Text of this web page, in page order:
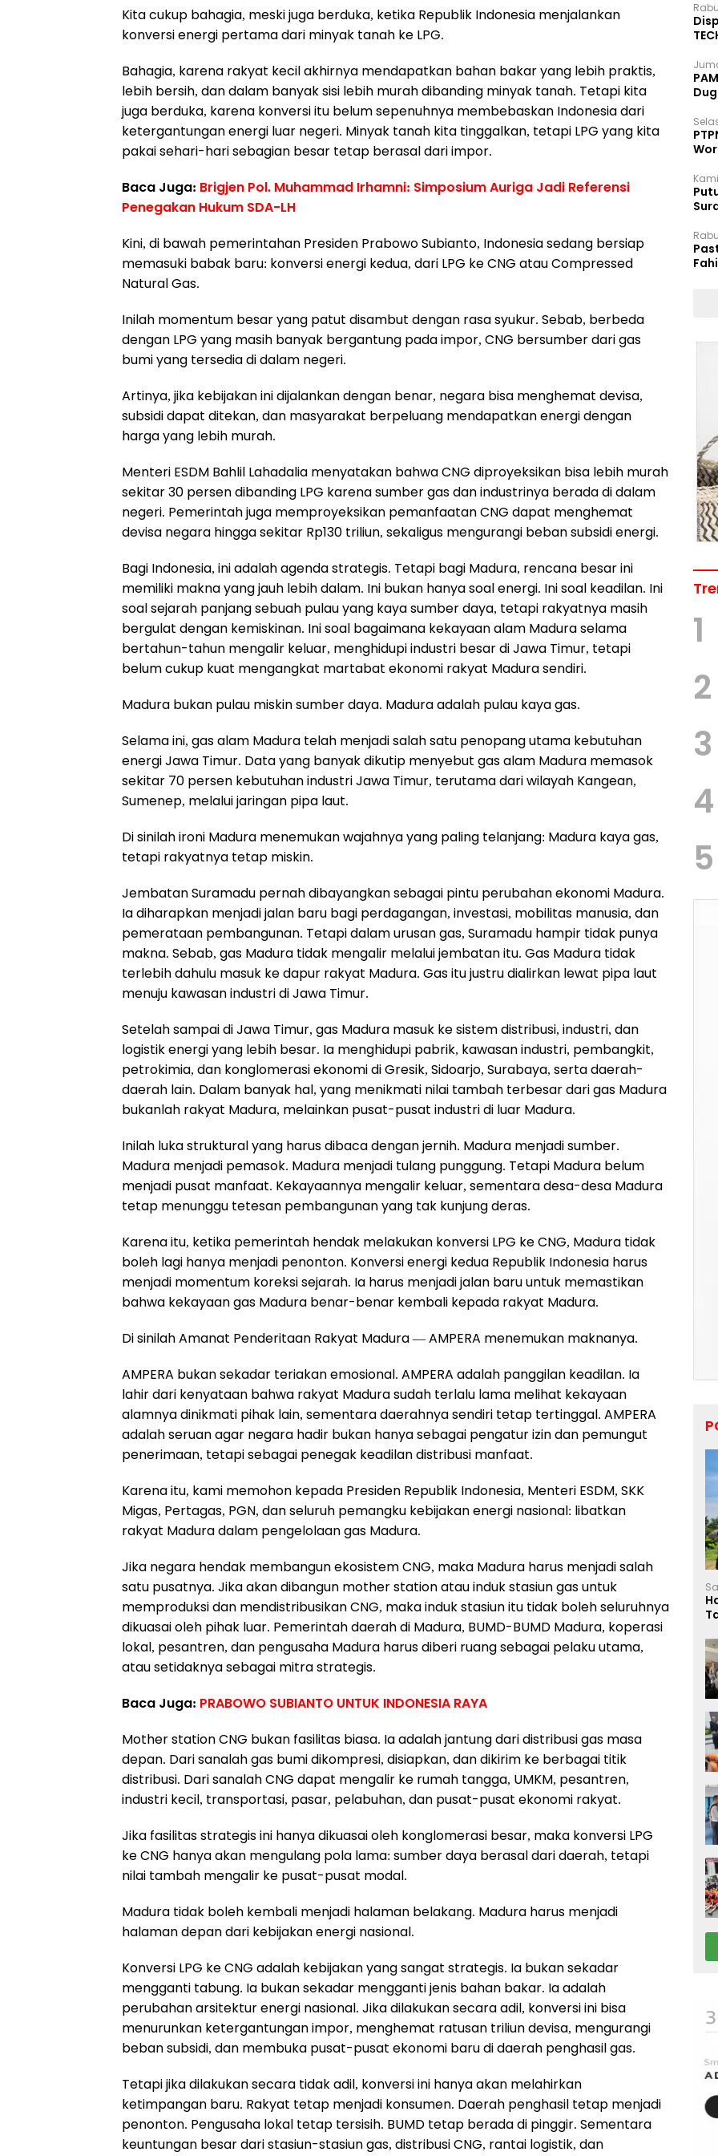
Kita cukup bahagia, meski juga berduka, ketika Republik Indonesia menjalankan
konversi energi pertama dari minyak tanah ke LPG.
Bahagia, karena rakyat kecil akhirnya mendapatkan bahan bakar yang lebih praktis,
lebih bersih, dan dalam banyak sisi lebih murah dibanding minyak tanah. Tetapi kita
juga berduka, karena konversi itu belum sepenuhnya membebaskan Indonesia dari
ketergantungan energi luar negeri. Minyak tanah kita tinggalkan, tetapi LPG yang kita
pakai sehari-hari sebagian besar tetap berasal dari impor.
Baca Juga: Brigjen Pol. Muhammad Irhamni: Simposium Auriga Jadi Referensi
Penegakan Hukum SDA-LH
Kini, di bawah pemerintahan Presiden Prabowo Subianto, Indonesia sedang bersiap
memasuki babak baru: konversi energi kedua, dari LPG ke CNG atau Compressed
Natural Gas.
Inilah momentum besar yang patut disambut dengan rasa syukur. Sebab, berbeda
dengan LPG yang masih banyak bergantung pada impor, CNG bersumber dari gas
bumi yang tersedia di dalam negeri.
Artinya, jika kebijakan ini dijalankan dengan benar, negara bisa menghemat devisa,
subsidi dapat ditekan, dan masyarakat berpeluang mendapatkan energi dengan
harga yang lebih murah.
Menteri ESDM Bahlil Lahadalia menyatakan bahwa CNG diproyeksikan bisa lebih murah
sekitar 30 persen dibanding LPG karena sumber gas dan industrinya berada di dalam
negeri. Pemerintah juga memproyeksikan pemanfaatan CNG dapat menghemat
devisa negara hingga sekitar Rp130 triliun, sekaligus mengurangi beban subsidi energi.
Bagi Indonesia, ini adalah agenda strategis. Tetapi bagi Madura, rencana besar ini
memiliki makna yang jauh lebih dalam. Ini bukan hanya soal energi. Ini soal keadilan. Ini
soal sejarah panjang sebuah pulau yang kaya sumber daya, tetapi rakyatnya masih
bergulat dengan kemiskinan. Ini soal bagaimana kekayaan alam Madura selama
bertahun-tahun mengalir keluar, menghidupi industri besar di Jawa Timur, tetapi
belum cukup kuat mengangkat martabat ekonomi rakyat Madura sendiri.
Madura bukan pulau miskin sumber daya. Madura adalah pulau kaya gas.
Selama ini, gas alam Madura telah menjadi salah satu penopang utama kebutuhan
energi Jawa Timur. Data yang banyak dikutip menyebut gas alam Madura memasok
sekitar 70 persen kebutuhan industri Jawa Timur, terutama dari wilayah Kangean,
Sumenep, melalui jaringan pipa laut.
Di sinilah ironi Madura menemukan wajahnya yang paling telanjang: Madura kaya gas,
tetapi rakyatnya tetap miskin.
Jembatan Suramadu pernah dibayangkan sebagai pintu perubahan ekonomi Madura.
Ia diharapkan menjadi jalan baru bagi perdagangan, investasi, mobilitas manusia, dan
pemerataan pembangunan. Tetapi dalam urusan gas, Suramadu hampir tidak punya
makna. Sebab, gas Madura tidak mengalir melalui jembatan itu. Gas Madura tidak
terlebih dahulu masuk ke dapur rakyat Madura. Gas itu justru dialirkan lewat pipa laut
menuju kawasan industri di Jawa Timur.
Setelah sampai di Jawa Timur, gas Madura masuk ke sistem distribusi, industri, dan
logistik energi yang lebih besar. Ia menghidupi pabrik, kawasan industri, pembangkit,
petrokimia, dan konglomerasi ekonomi di Gresik, Sidoarjo, Surabaya, serta daerah-
daerah lain. Dalam banyak hal, yang menikmati nilai tambah terbesar dari gas Madura
bukanlah rakyat Madura, melainkan pusat-pusat industri di luar Madura.
Inilah luka struktural yang harus dibaca dengan jernih. Madura menjadi sumber.
Madura menjadi pemasok. Madura menjadi tulang punggung. Tetapi Madura belum
menjadi pusat manfaat. Kekayaannya mengalir keluar, sementara desa-desa Madura
tetap menunggu tetesan pembangunan yang tak kunjung deras.
Karena itu, ketika pemerintah hendak melakukan konversi LPG ke CNG, Madura tidak
boleh lagi hanya menjadi penonton. Konversi energi kedua Republik Indonesia harus
menjadi momentum koreksi sejarah. Ia harus menjadi jalan baru untuk memastikan
bahwa kekayaan gas Madura benar-benar kembali kepada rakyat Madura.
Di sinilah Amanat Penderitaan Rakyat Madura — AMPERA menemukan maknanya.
AMPERA bukan sekadar teriakan emosional. AMPERA adalah panggilan keadilan. Ia
lahir dari kenyataan bahwa rakyat Madura sudah terlalu lama melihat kekayaan
alamnya dinikmati pihak lain, sementara daerahnya sendiri tetap tertinggal. AMPERA
adalah seruan agar negara hadir bukan hanya sebagai pengatur izin dan pemungut
penerimaan, tetapi sebagai penegak keadilan distribusi manfaat.
Karena itu, kami memohon kepada Presiden Republik Indonesia, Menteri ESDM, SKK
Migas, Pertagas, PGN, dan seluruh pemangku kebijakan energi nasional: libatkan
rakyat Madura dalam pengelolaan gas Madura.
Jika negara hendak membangun ekosistem CNG, maka Madura harus menjadi salah
satu pusatnya. Jika akan dibangun mother station atau induk stasiun gas untuk
memproduksi dan mendistribusikan CNG, maka induk stasiun itu tidak boleh seluruhnya
dikuasai oleh pihak luar. Pemerintah daerah di Madura, BUMD-BUMD Madura, koperasi
lokal, pesantren, dan pengusaha Madura harus diberi ruang sebagai pelaku utama,
atau setidaknya sebagai mitra strategis.
Baca Juga: PRABOWO SUBIANTO UNTUK INDONESIA RAYA
Mother station CNG bukan fasilitas biasa. Ia adalah jantung dari distribusi gas masa
depan. Dari sanalah gas bumi dikompresi, disiapkan, dan dikirim ke berbagai titik
distribusi. Dari sanalah CNG dapat mengalir ke rumah tangga, UMKM, pesantren,
industri kecil, transportasi, pasar, pelabuhan, dan pusat-pusat ekonomi rakyat.
Jika fasilitas strategis ini hanya dikuasai oleh konglomerasi besar, maka konversi LPG
ke CNG hanya akan mengulang pola lama: sumber daya berasal dari daerah, tetapi
nilai tambah mengalir ke pusat-pusat modal.
Madura tidak boleh kembali menjadi halaman belakang. Madura harus menjadi
halaman depan dari kebijakan energi nasional.
Konversi LPG ke CNG adalah kebijakan yang sangat strategis. Ia bukan sekadar
mengganti tabung. Ia bukan sekadar mengganti jenis bahan bakar. Ia adalah
perubahan arsitektur energi nasional. Jika dilakukan secara adil, konversi ini bisa
menurunkan ketergantungan impor, menghemat ratusan triliun devisa, mengurangi
beban subsidi, dan membuka pusat-pusat ekonomi baru di daerah penghasil gas.
Tetapi jika dilakukan secara tidak adil, konversi ini hanya akan melahirkan
ketimpangan baru. Rakyat tetap menjadi konsumen. Daerah penghasil tetap menjadi
penonton. Pengusaha lokal tetap tersisih. BUMD tetap berada di pinggir. Sementara
keuntungan besar dari stasiun-stasiun gas, distribusi CNG, rantai logistik, dan
1
2
3
4
5